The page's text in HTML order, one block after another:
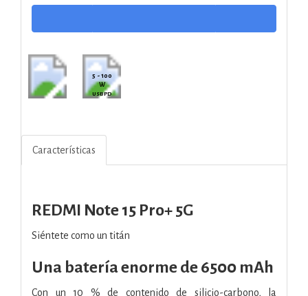
5 - 100
W
USB PD
Características
REDMI Note 15 Pro+ 5G
Siéntete como un titán
Una batería enorme de 6500 mAh
Con un 10 % de contenido de silicio-carbono, la